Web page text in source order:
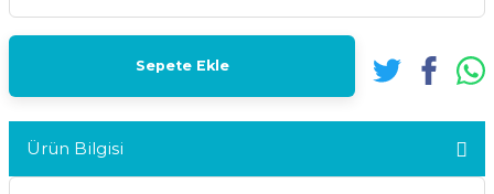
Sepete Ekle
Ürün Bilgisi